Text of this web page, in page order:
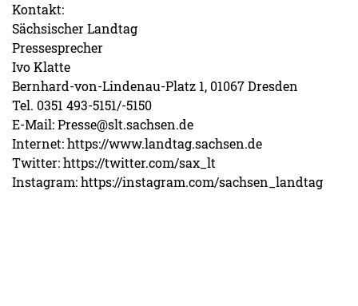
Kontakt:
Sächsischer Landtag
Pressesprecher
Ivo Klatte
Bernhard-von-Lindenau-Platz 1, 01067 Dresden
Tel. 0351 493-5151/-5150
E-Mail: Presse@slt.sachsen.de
Internet: https://www.landtag.sachsen.de
Twitter: https://twitter.com/sax_lt
Instagram: https://instagram.com/sachsen_landtag